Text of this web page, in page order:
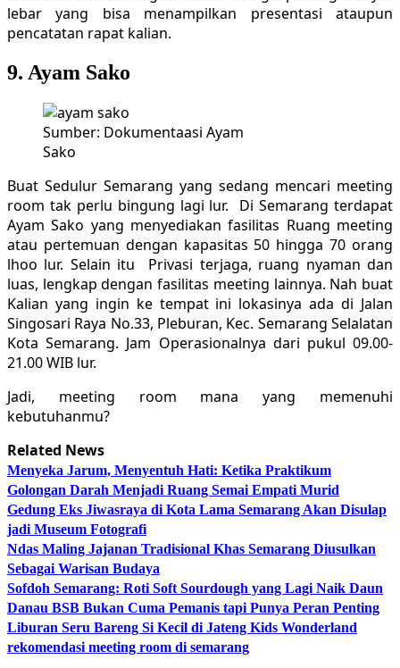
lebar yang bisa menampilkan presentasi ataupun
pencatatan rapat kalian.
9. Ayam Sako
Sumber: Dokumentaasi Ayam
Sako
Buat Sedulur Semarang yang sedang mencari meeting
room tak perlu bingung lagi lur. Di Semarang terdapat
Ayam Sako yang menyediakan fasilitas Ruang meeting
atau pertemuan dengan kapasitas 50 hingga 70 orang
lhoo lur. Selain itu Privasi terjaga, ruang nyaman dan
luas, lengkap dengan fasilitas meeting lainnya. Nah buat
Kalian yang ingin ke tempat ini lokasinya ada di Jalan
Singosari Raya No.33, Pleburan, Kec. Semarang Selalatan
Kota Semarang. Jam Operasionalnya dari pukul 09.00-
21.00 WIB lur.
Jadi, meeting room mana yang memenuhi
kebutuhanmu?
Related News
Menyeka Jarum, Menyentuh Hati: Ketika Praktikum
Golongan Darah Menjadi Ruang Semai Empati Murid
Gedung Eks Jiwasraya di Kota Lama Semarang Akan Disulap
jadi Museum Fotografi
Ndas Maling Jajanan Tradisional Khas Semarang Diusulkan
Sebagai Warisan Budaya
Sofdoh Semarang: Roti Soft Sourdough yang Lagi Naik Daun
Danau BSB Bukan Cuma Pemanis tapi Punya Peran Penting
Liburan Seru Bareng Si Kecil di Jateng Kids Wonderland
rekomendasi meeting room di semarang